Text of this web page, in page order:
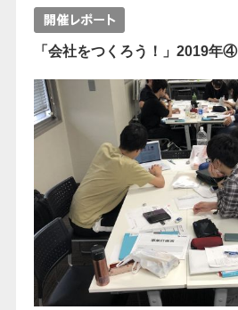
「会社をつくろう！」2019年④